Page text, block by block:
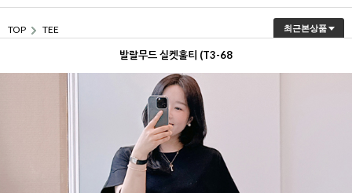
TOP TEE 최근본상품
발랄무드 실켓훌티 (T3-68